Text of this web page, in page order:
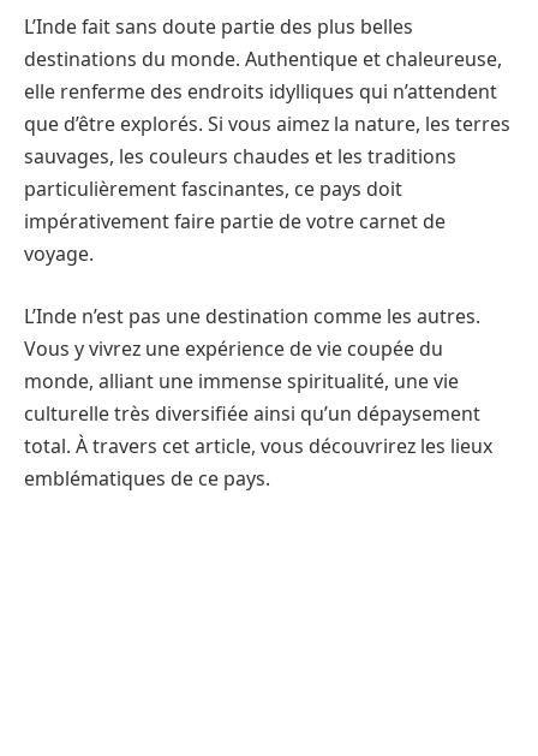
L’Inde fait sans doute partie des plus belles
destinations du monde. Authentique et chaleureuse,
elle renferme des endroits idylliques qui n’attendent
que d’être explorés. Si vous aimez la nature, les terres
sauvages, les couleurs chaudes et les traditions
particulièrement fascinantes, ce pays doit
impérativement faire partie de votre carnet de
voyage.
L’Inde n’est pas une destination comme les autres.
Vous y vivrez une expérience de vie coupée du
monde, alliant une immense spiritualité, une vie
culturelle très diversifiée ainsi qu’un dépaysement
total. À travers cet article, vous découvrirez les lieux
emblématiques de ce pays.